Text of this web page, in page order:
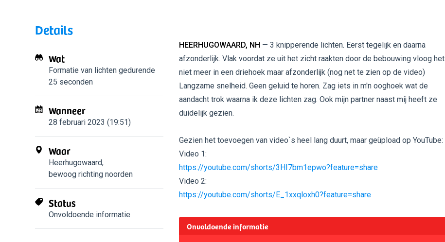
Details
Wat
Formatie van lichten gedurende
25 seconden
Wanneer
28 februari 2023 (19:51)
Waar
Heerhugowaard,
bewoog richting noorden
Status
Onvoldoende informatie
HEERHUGOWAARD, NH — 3 knipperende lichten. Eerst tegelijk en daarna
afzonderlijk. Vlak voordat ze uit het zicht raakten door de bebouwing vloog het
niet meer in een driehoek maar afzonderlijk (nog net te zien op de video)
Langzame snelheid. Geen geluid te horen. Zag iets in m'n ooghoek wat de
aandacht trok waarna ik deze lichten zag. Ook mijn partner naast mij heeft ze
duidelijk gezien.
Gezien het toevoegen van video`s heel lang duurt, maar geüpload op YouTube:
Video 1:
https://youtube.com/shorts/3HI7bm1epwo?feature=share
Video 2:
https://youtube.com/shorts/E_1xxqloxh0?feature=share
Onvoldoende informatie